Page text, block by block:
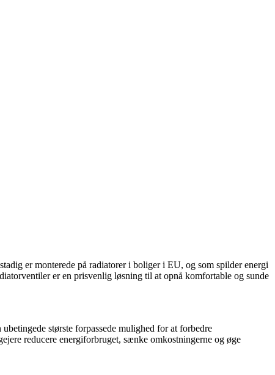
er monterede på radiatorer i boliger i EU, og som spilder energi
er en prisvenlig løsning til at opnå komfortable og sunde
største forpassede mulighed for at forbedre
reducere energiforbruget, sænke omkostningerne og øge